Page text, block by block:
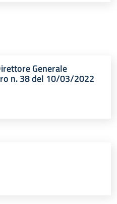
Generale
n. 38 del 10/03/2022